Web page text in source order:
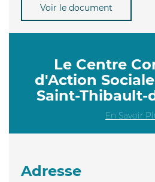
Voir le document
Le Centre
d'Action
Saint-Thibault-
En Savoir
Adresse